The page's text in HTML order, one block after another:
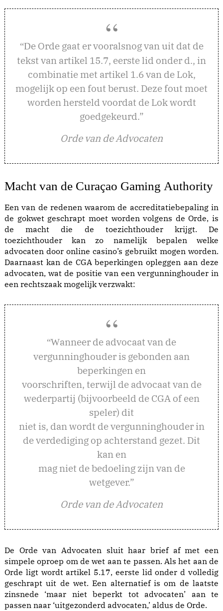
“De Orde gaat er vooralsnog van uit dat de
tekst van artikel 15.7, eerste lid onder d., in
combinatie met artikel 1.6 van de Lok,
mogelijk op een fout berust. Deze fout moet
worden hersteld voordat de Lok wordt
goedgekeurd.”
Orde van de Advocaten
Macht van de Curaçao Gaming Authority
Een van de redenen waarom de accreditatiebepaling in
de gokwet geschrapt moet worden volgens de Orde, is
de macht die de toezichthouder krijgt. De
toezichthouder kan zo namelijk bepalen welke
advocaten door online casino’s gebruikt mogen worden.
Daarnaast kan de CGA beperkingen opleggen aan deze
advocaten, wat de positie van een vergunninghouder in
een rechtszaak mogelijk verzwakt:
“Wanneer de advocaat van de
vergunninghouder is gebonden aan
beperkingen en
voorschriften, terwijl de advocaat van de
wederpartij (bijvoorbeeld de CGA of een
speler) dit
niet is, dan wordt de vergunninghouder in
de verdediging op achterstand gezet. Dit
kan en
mag niet de bedoeling zijn van de
wetgever.”
Orde van de Advocaten
De Orde van Advocaten sluit haar brief af met een
simpele oproep om de wet aan te passen. Als het aan de
Orde ligt wordt artikel 5.17, eerste lid onder d volledig
geschrapt uit de wet. Een alternatief is om de laatste
zinsnede ‘maar niet beperkt tot advocaten’ aan te
passen naar ‘uitgezonderd advocaten,’ aldus de Orde.